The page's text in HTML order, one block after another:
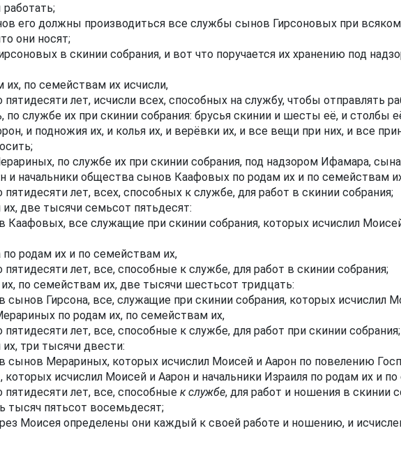
его должны производиться все службы сынов Гирсоновых при
они носят;
в скинии собрания, и вот что поручается их хранению под
по семействам их исчисли,
лет, исчисли всех, способных на службу, чтобы отправлять
службе их при скинии собрания: брусья скинии и шесты её, и столбы
и подножия их, и колья их, и верёвки их, и все вещи при них, и все
по службе их при скинии собрания, под надзором Ифамара,
и начальники общества сынов Каафовых по родам их и по семействам
лет, всех, способных к службе, для работ в скинии собрания;
две тысячи семьсот пятьдесят:
Каафовых, все служащие при скинии собрания, которых исчислил
родам их и по семействам их,
лет, все, способные к службе, для работ в скинии собрания;
по семействам их, две тысячи шестьсот тридцать:
сынов Гирсона, все, служащие при скинии собрания, которых исчислил
по родам их, по семействам их,
лет, все, способные к службе, для работ при скинии собрания;
три тысячи двести:
сынов Мерариных, которых исчислил Моисей и Аарон по повелению
исчислил Моисей и Аарон и начальники Израиля по родам их и
лет, все, способные к службе, для работ и ношения в скинии
тысяч пятьсот восемьдесят;
Моисея определены они каждый к своей работе и ношению, и